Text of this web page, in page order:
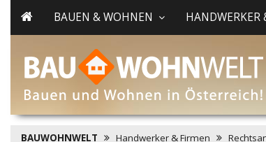
BAUEN & WOHNEN HANDWERKER
BAUWOHNWELT Handwerker & Firmen